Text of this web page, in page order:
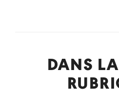
DANS